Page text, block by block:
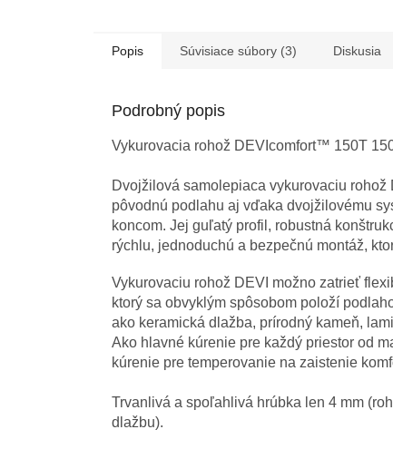
Popis Súvisiace súbory (3) Diskusia
Podrobný popis
Vykurovacia rohož DEVIcomfort™ 150T
Dvojžilová samolepiaca vykurovaciu
pôvodnú podlahu aj vďaka dvojžilovému
koncom. Jej guľatý profil, robustná
rýchlu, jednoduchú a bezpečnú montáž,
Vykurovaciu rohož DEVI možno zatrieť
ktorý sa obvyklým spôsobom položí
ako keramická dlažba, prírodný kameň,
Ako hlavné kúrenie pre každý priestor od
kúrenie pre temperovanie na zaistenie
Trvanlivá a spoľahlivá hrúbka len 4 mm
dlažbu).